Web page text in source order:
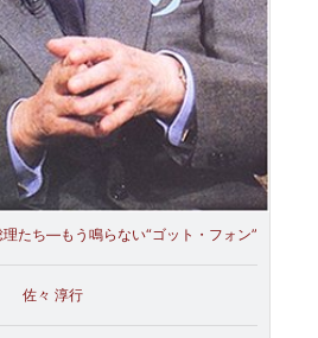
たち―もう鳴らない“ゴット・フォン”
佐々 淳行